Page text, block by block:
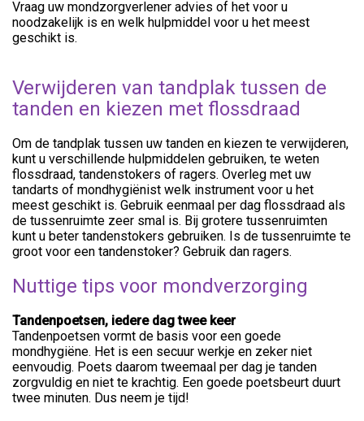
Vraag uw mondzorgverlener advies of het voor u
noodzakelijk is en welk hulpmiddel voor u het meest
geschikt is.
Verwijderen van tandplak tussen de
tanden en kiezen met flossdraad
Om de tandplak tussen uw tanden en kiezen te verwijderen,
kunt u verschillende hulpmiddelen gebruiken, te weten
flossdraad, tandenstokers of ragers. Overleg met uw
tandarts of mondhygiënist welk instrument voor u het
meest geschikt is. Gebruik eenmaal per dag flossdraad als
de tussenruimte zeer smal is. Bij grotere tussenruimten
kunt u beter tandenstokers gebruiken. Is de tussenruimte te
groot voor een tandenstoker? Gebruik dan ragers.
Nuttige tips voor mondverzorging
Tandenpoetsen, iedere dag twee keer
Tandenpoetsen vormt de basis voor een goede
mondhygiëne. Het is een secuur werkje en zeker niet
eenvoudig. Poets daarom tweemaal per dag je tanden
zorgvuldig en niet te krachtig. Een goede poetsbeurt duurt
twee minuten. Dus neem je tijd!